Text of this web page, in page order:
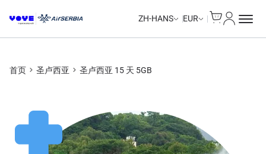
ZH-HANS EUR
首页 圣卢西亚 圣卢西亚 15 天 5GB